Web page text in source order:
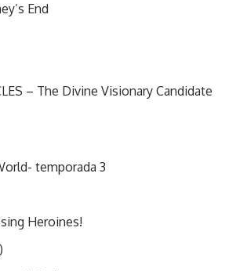
End
– The Divine Visionary Candidate
temporada 3
Heroines!